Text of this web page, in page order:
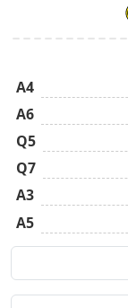
A4
A6
Q5
Q7
A3
A5